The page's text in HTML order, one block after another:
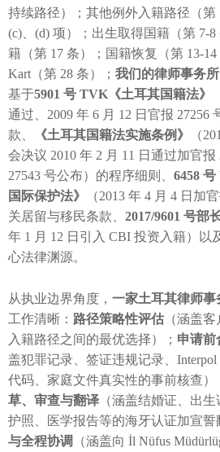
持续路径）；其他例外入籍路径（第
(c)、(d) 项）；出生取得国籍（第 7-
籍（第 17 条）；国籍恢复（第 13-
Kart（第 28 条）； 我们的律师事务所
基于5901 号 TVK《土耳其国籍法》
通过、2009 年 6 月 12 日官报 27256
款、
《土耳其国籍法实施条例》
（
会决议 2010 年 2 月 11 日通过加官报
27543 号公布）的程序细则、 6458
国际保护法》
（2013 年 4 月 4 日加
关居留与移民条款、 2017/9601 号部
年 1 月 12 日引入 CBI 投资入籍）以
心法律渊源。
从执业边界角度， 一家土耳其律师事
工作清晰： 路径策略性评估 （涵盖
入籍路径之间的最优选择）； 申请前
盖犯罪记录、签证违规记录、
代码、家庭文件真实性的事前核查）
草、审查与翻译 （涵盖结婚证、出生
护照、医学报告等的海牙认证加宣誓
与全程协调
（涵盖向 İl Nüfus